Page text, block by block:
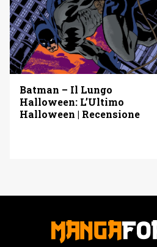
Batman – Il Lungo
Halloween: L’Ultimo
Halloween | Recensione